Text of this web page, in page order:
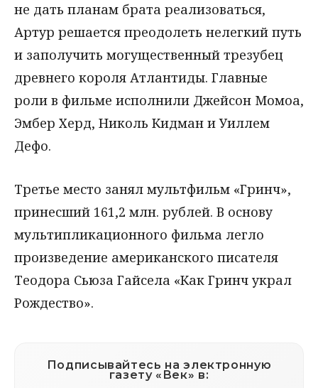
не дать планам брата реализоваться,
Артур решается преодолеть нелегкий путь
и заполучить могущественный трезубец
древнего короля Атлантиды. Главные
роли в фильме исполнили Джейсон Момоа,
Эмбер Херд, Николь Кидман и Уиллем
Дефо.
Третье место занял мультфильм «Гринч»,
принесший 161,2 млн. рублей. В основу
мультипликационного фильма легло
произведение американского писателя
Теодора Сьюза Гайсела «Как Гринч украл
Рождество».
Подписывайтесь на электронную
газету «Век» в: